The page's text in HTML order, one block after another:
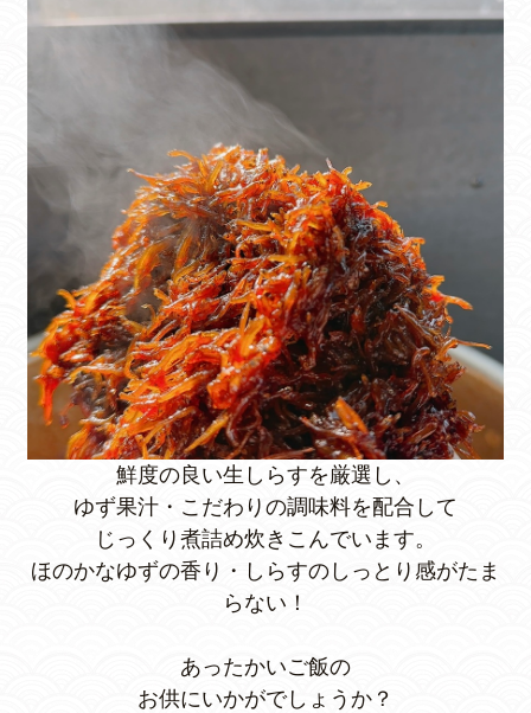
鮮度の良い生しらすを厳選し、
ゆず果汁・こだわりの調味料を配合して
じっくり煮詰め炊きこんでいます。
ほのかなゆずの香り・しらすのしっとり感がたま
らない！
あったかいご飯の
お供にいかがでしょうか？